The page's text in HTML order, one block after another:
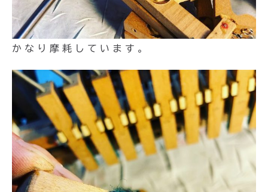
かなり摩耗しています。